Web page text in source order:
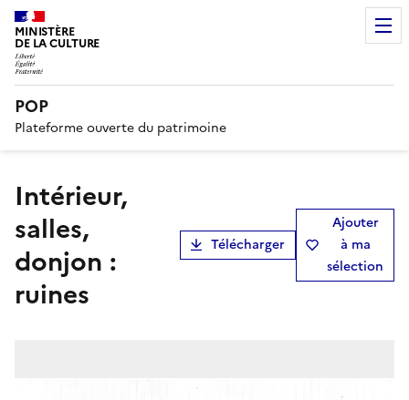
MINISTÈRE
DE LA CULTURE
POP
Plateforme ouverte du patrimoine
Intérieur,
salles,
donjon :
ruines
Télécharger
Ajouter
à ma
sélection